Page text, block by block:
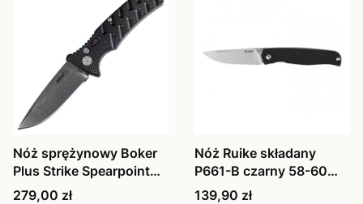
Nóż sprężynowy Boker
Plus Strike Spearpoint
Black 01BO400
Cena
279,00 zł
Nóż Ruike składany
P661-B czarny 58-60
HRC
Cena
139,90 zł